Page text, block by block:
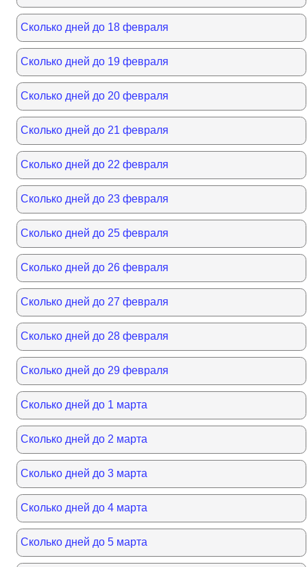
Сколько дней до 18 февраля
Сколько дней до 19 февраля
Сколько дней до 20 февраля
Сколько дней до 21 февраля
Сколько дней до 22 февраля
Сколько дней до 23 февраля
Сколько дней до 25 февраля
Сколько дней до 26 февраля
Сколько дней до 27 февраля
Сколько дней до 28 февраля
Сколько дней до 29 февраля
Сколько дней до 1 марта
Сколько дней до 2 марта
Сколько дней до 3 марта
Сколько дней до 4 марта
Сколько дней до 5 марта